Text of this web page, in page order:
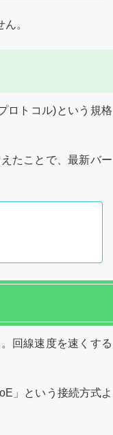
。
ロトコル)という規格
たことで、最新バー
回線速度を速くする
」という接続方式よ